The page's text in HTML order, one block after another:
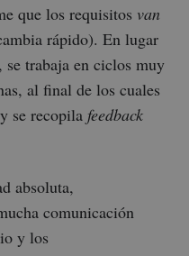
que los requisitos van
rápido). En lugar
se trabaja en ciclos muy
al final de los cuales
se recopila feedback
absoluta,
comunicación
y los